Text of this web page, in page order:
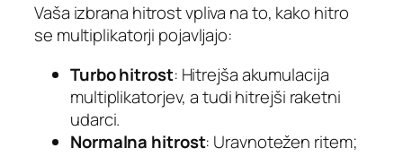
Vaša izbrana hitrost vpliva na to, kako hitro
se multiplikatorji pojavljajo:
Turbo hitrost: Hitrejša akumulacija
multiplikatorjev, a tudi hitrejši raketni
udarci.
Normalna hitrost: Uravnotežen ritem;